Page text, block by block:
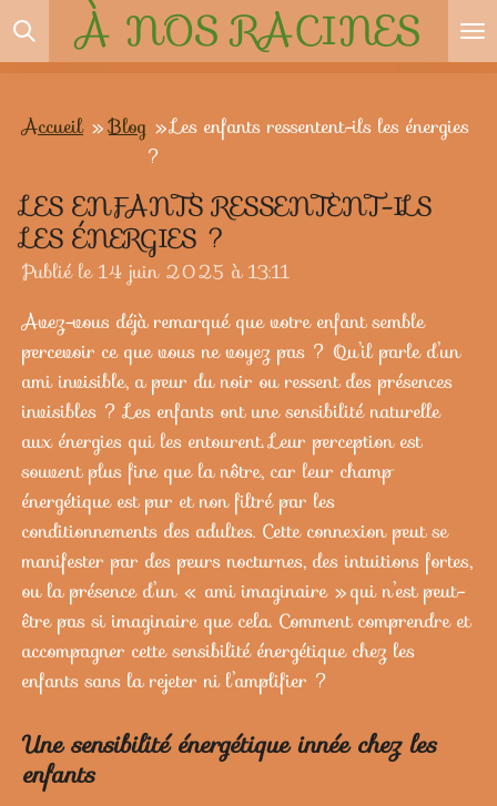
Passer
principal
À NOSRACINES
Accueil » Blog » Les enfants ressentent-ils les énergies
?
LES ENFANTS RESSENTENT-ILS
LES ÉNERGIES ?
Publié le 14 juin 2025 à 13:11
Avez-vous déjà remarqué que votre enfant semble
percevoir ce que vous ne voyez pas ? Qu’il parle d’un
ami invisible, a peur du noir ou ressent des présences
invisibles ? Les enfants ont une sensibilité naturelle
aux énergies qui les entourent. Leur perception est
souvent plus fine que la nôtre, car leur champ
énergétique est pur et non filtré par les
conditionnements des adultes. Cette connexion peut se
manifester par des peurs nocturnes, des intuitions fortes,
ou la présence d’un « ami imaginaire » qui n’est peut-
être pas si imaginaire que cela. Comment comprendre et
accompagner cette sensibilité énergétique chez les
enfants sans la rejeter ni l’amplifier ?
Une sensibilité énergétique innée chez les
enfants